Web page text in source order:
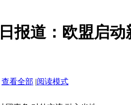
报道：欧盟启
查看全部 |阅读模式